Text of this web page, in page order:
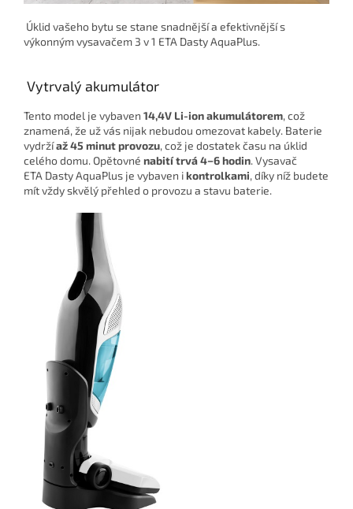
Úklid vašeho bytu se stane snadnější a efektivnější s
výkonným vysavačem 3 v 1 ETA Dasty AquaPlus.
Vytrvalý akumulátor
Tento model je vybaven 14,4V Li-ion akumulátorem, což
znamená, že už vás nijak nebudou omezovat kabely. Baterie
vydržíaž 45 minut provozu, což je dostatek času na úklid
celého domu. Opětovné nabití trvá 4−6 hodin. Vysavač
ETA Dasty AquaPlus je vybaven ikontrolkami, díky níž budete
mít vždy skvělý přehled o provozu a stavu baterie.